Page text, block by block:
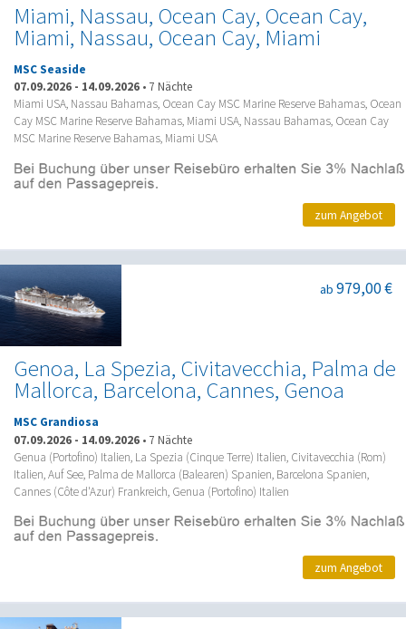
Miami, Nassau, Ocean Cay, Ocean Cay,
Miami, Nassau, Ocean Cay, Miami
MSC Seaside
07.09.2026 - 14.09.2026 • 7 Nächte
Miami USA, Nassau Bahamas, Ocean Cay MSC Marine Reserve Bahamas, Ocean
Cay MSC Marine Reserve Bahamas, Miami USA, Nassau Bahamas, Ocean Cay
MSC Marine Reserve Bahamas, Miami USA
zum Angebot
Genoa, La Spezia, Civitavecchia, Palma de
Mallorca, Barcelona, Cannes, Genoa
ab 979,00 €
MSC Grandiosa
07.09.2026 - 14.09.2026 • 7 Nächte
Genua (Portofino) Italien, La Spezia (Cinque Terre) Italien, Civitavecchia (Rom)
Italien, Auf See, Palma de Mallorca (Balearen) Spanien, Barcelona Spanien,
Cannes (Côte d'Azur) Frankreich, Genua (Portofino) Italien
zum Angebot